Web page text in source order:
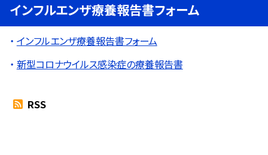
インフルエンザ療養報告書フォーム
インフルエンザ療養報告書フォーム
新型コロナウイルス感染症の療養報告書
RSS